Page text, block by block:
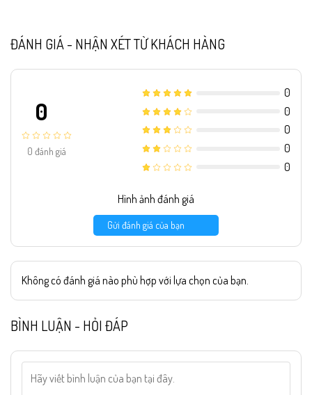
ĐÁNH GIÁ - NHẬN XÉT TỪ KHÁCH HÀNG
0
0 đánh giá
0
0
0
0
0
Hình ảnh đánh giá
Gửi đánh giá của bạn
Không có đánh giá nào phù hợp với lựa chọn của bạn.
BÌNH LUẬN - HỎI ĐÁP